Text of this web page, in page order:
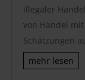
illegaler
von Handel
Schätzungen
mehr lesen